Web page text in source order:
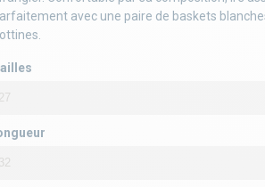
avec une paire de baskets